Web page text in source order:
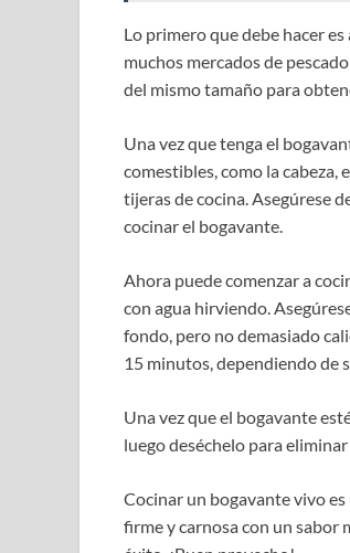
Lo primero que debe hacer
muchos mercados de
del mismo tamaño para
Una vez que tenga el
comestibles, como la cabeza,
tijeras de cocina. Asegúrese
cocinar el bogavante.
Ahora puede comenzar a
con agua hirviendo.
fondo, pero no demasiado
15 minutos, dependiendo de
Una vez que el bogavante
luego deséchelo para
Cocinar un bogavante vivo
firme y carnosa con un sabor